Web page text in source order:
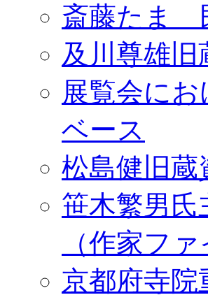
斎藤たま
及川尊雄
展覧会に
ベース
松島健旧蔵
笹木繁男氏
（作家ファ
京都府寺院